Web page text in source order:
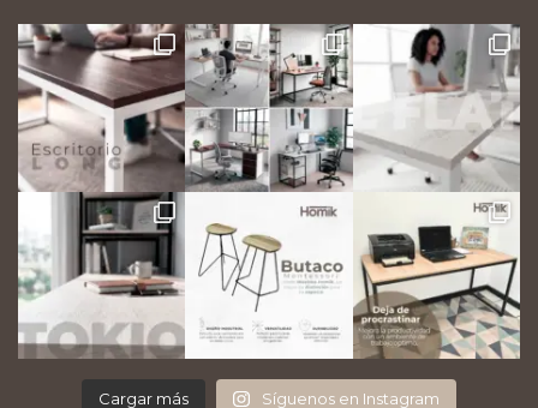
Cargar más Síguenos en Instagram